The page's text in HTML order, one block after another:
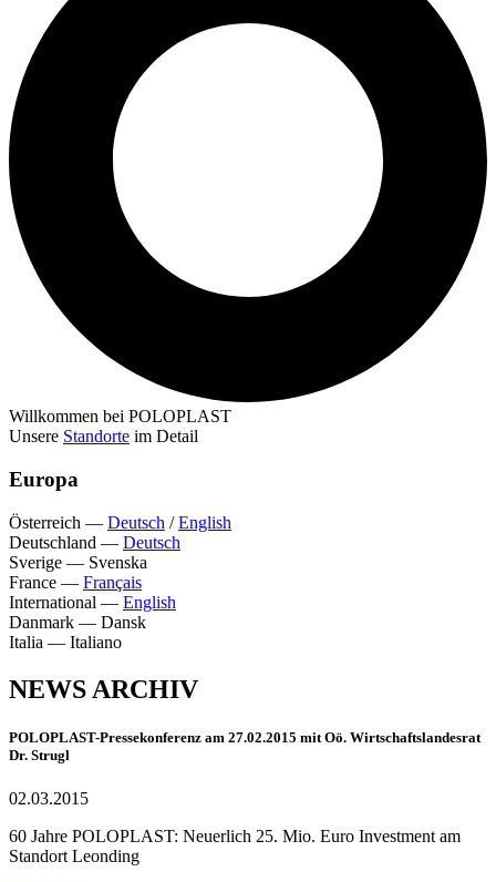
Willkommen bei POLOPLAST
Unsere Standorte im Detail
Europa
Österreich — Deutsch /English
Deutschland — Deutsch
Sverige — Svenska
France — Français
International — English
Danmark — Dansk
Italia — Italiano
NEWS ARCHIV
POLOPLAST-Pressekonferenz am 27.02.2015 mit Oö. Wirtschaftslandesrat
Dr. Strugl
02.03.2015
60 Jahre POLOPLAST: Neuerlich 25. Mio. Euro Investment am
Standort Leonding